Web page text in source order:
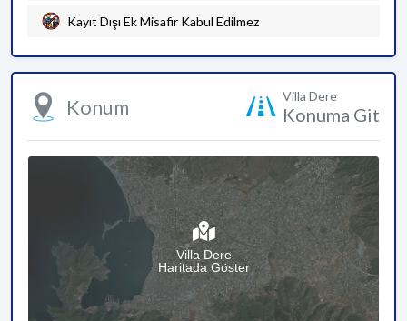
Kayıt Dışı Ek Misafir Kabul Edilmez
Konum Villa Dere
Konuma Git
Villa Dere
Haritada Göster